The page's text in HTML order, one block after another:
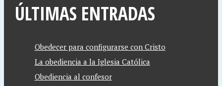
ÚLTIMAS ENTRADAS
Obedecer para configurarse con Cristo
La obediencia a la Iglesia Católica
Obediencia al confesor